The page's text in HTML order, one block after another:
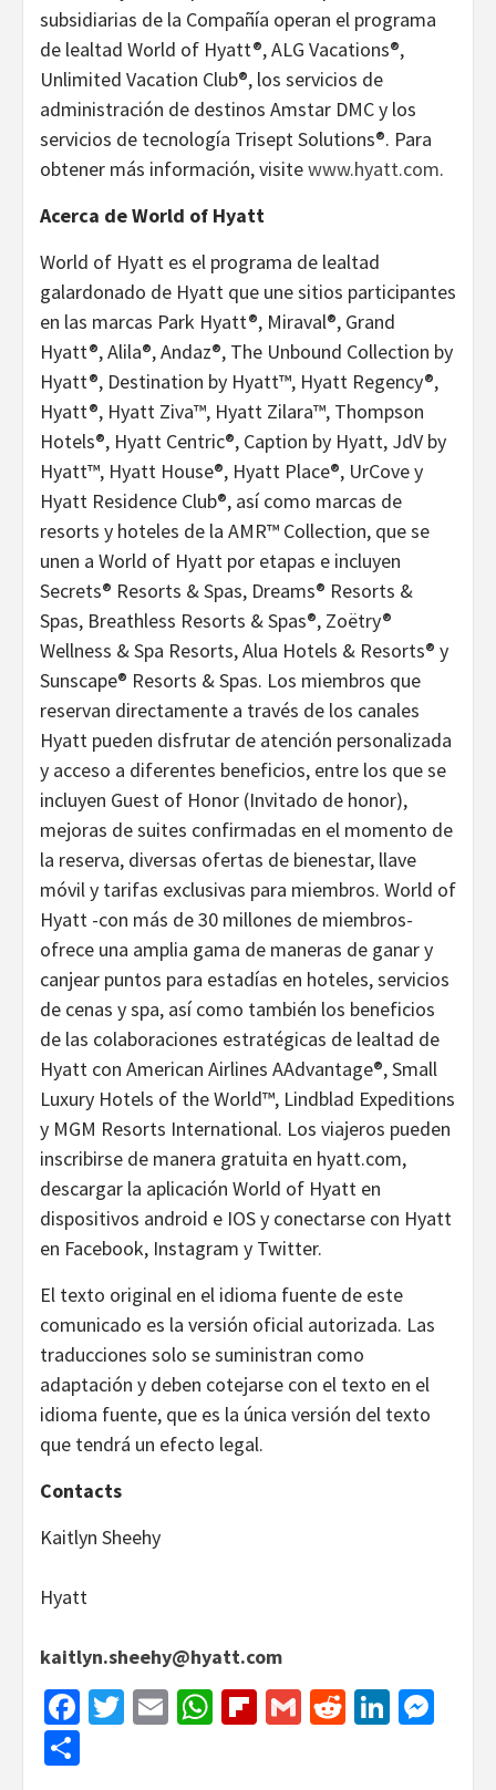
subsidiarias de la Compañía operan el programa
de lealtad World of Hyatt®, ALG Vacations®,
Unlimited Vacation Club®, los servicios de
administración de destinos Amstar DMC y los
servicios de tecnología Trisept Solutions®. Para
obtener más información, visitewww.hyatt.com.
Acerca de World of Hyatt
World of Hyatt es el programa de lealtad
galardonado de Hyatt que une sitios participantes
en las marcas Park Hyatt®, Miraval®, Grand
Hyatt®, Alila®, Andaz®, The Unbound Collection by
Hyatt®, Destination by Hyatt™, Hyatt Regency®,
Hyatt®, Hyatt Ziva™, Hyatt Zilara™, Thompson
Hotels®, Hyatt Centric®, Caption by Hyatt, JdV by
Hyatt™, Hyatt House®, Hyatt Place®, UrCove y
Hyatt Residence Club®, así como marcas de
resorts y hoteles de la AMR™ Collection, que se
unen a World of Hyatt por etapas e incluyen
Secrets® Resorts & Spas, Dreams® Resorts &
Spas, Breathless Resorts & Spas®, Zoëtry®
Wellness & Spa Resorts, Alua Hotels & Resorts® y
Sunscape® Resorts & Spas. Los miembros que
reservan directamente a través de los canales
Hyatt pueden disfrutar de atención personalizada
y acceso a diferentes beneficios, entre los que se
incluyen Guest of Honor (Invitado de honor),
mejoras de suites confirmadas en el momento de
la reserva, diversas ofertas de bienestar, llave
móvil y tarifas exclusivas para miembros. World of
Hyatt -con más de 30 millones de miembros-
ofrece una amplia gama de maneras de ganar y
canjear puntos para estadías en hoteles, servicios
de cenas y spa, así como también los beneficios
de las colaboraciones estratégicas de lealtad de
Hyatt con American Airlines AAdvantage®, Small
Luxury Hotels of the World™, Lindblad Expeditions
y MGM Resorts International. Los viajeros pueden
inscribirse de manera gratuita en hyatt.com,
descargar la aplicación World of Hyatt en
dispositivos android e IOSy conectarse con Hyatt
en Facebook, Instagram y Twitter.
El texto original en el idioma fuente de este
comunicado es la versión oficial autorizada. Las
traducciones solo se suministran como
adaptación y deben cotejarse con el texto en el
idioma fuente, que es la única versión del texto
que tendrá un efecto legal.
Contacts
Kaitlyn Sheehy
Hyatt
kaitlyn.sheehy@hyatt.com
Facebook
Twitter
EmailWhatsApp
Flipboard
GmailReddit